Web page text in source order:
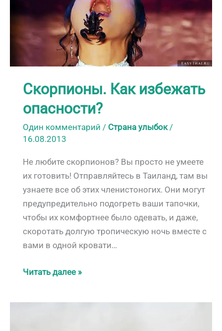
Скорпионы. Как избежать
опасности?
Один комментарий / Страна улыбок/
16.08.2013
Не любите скорпионов? Вы просто не умеете
их готовить! Отправляйтесь в Таиланд, там вы
узнаете все об этих членистоногих. Они могут
предупредительно подогреть ваши тапочки,
чтобы их комфортнее было одевать, и даже,
скоротать долгую тропическую ночь вместе с
вами в одной кровати…
Скорпионы.
Читать далее »